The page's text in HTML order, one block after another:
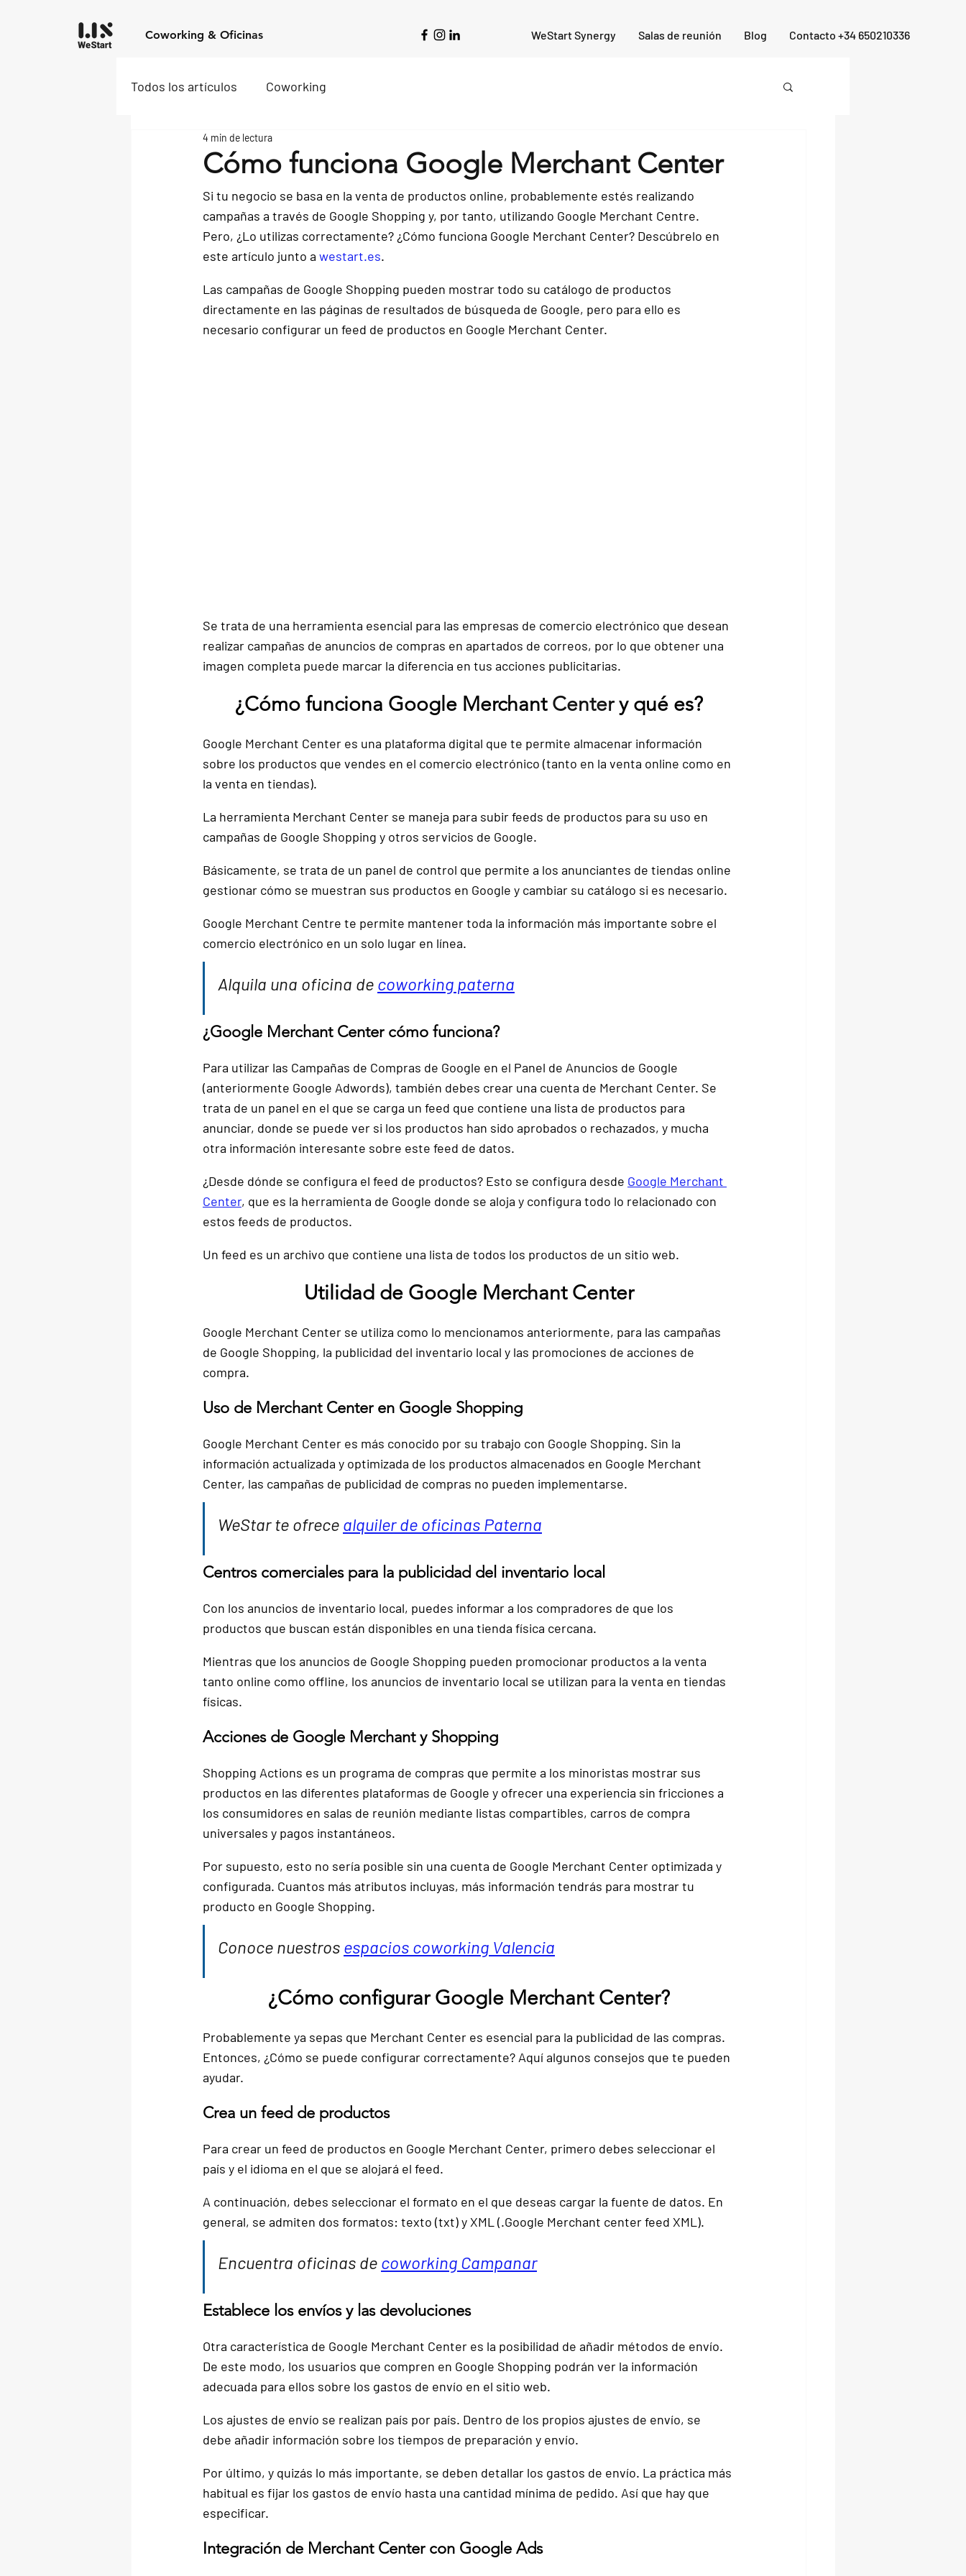
Coworking & Oficinas WeStart Synergy Salas de reunión Blog Contacto +34 650210336
Todos los artículos Coworking
Cómo funciona Google Merchant Center
4 min de lectura
Si tu negocio se basa en la venta de productos online, probablemente estés realizando
campañas a través de Google Shopping y, por tanto, utilizando Google Merchant Centre.
Pero, ¿Lo utilizas correctamente? ¿Cómo funciona Google Merchant Center? Descúbrelo en
este artículo junto a westart.es.
Las campañas de Google Shopping pueden mostrar todo su catálogo de productos
directamente en las páginas de resultados de búsqueda de Google, pero para ello es
necesario configurar un feed de productos en Google Merchant Center.
Se trata de una herramienta esencial para las empresas de comercio electrónico que desean
realizar campañas de anuncios de compras en apartados de correos, por lo que obtener una
imagen completa puede marcar la diferencia en tus acciones publicitarias.
¿Cómo funciona Google Merchant Center y qué es?
Google Merchant Center es una plataforma digital que te permite almacenar información
sobre los productos que vendes en el comercio electrónico (tanto en la venta online como en
la venta en tiendas).
La herramienta Merchant Center se maneja para subir feeds de productos para su uso en
campañas de Google Shopping y otros servicios de Google.
Básicamente, se trata de un panel de control que permite a los anunciantes de tiendas online
gestionar cómo se muestran sus productos en Google y cambiar su catálogo si es necesario.
Google Merchant Centre te permite mantener toda la información más importante sobre el
comercio electrónico en un solo lugar en línea.
Alquila una oficina de coworking paterna
¿Google Merchant Center cómo funciona?
Para utilizar las Campañas de Compras de Google en el Panel de Anuncios de Google
(anteriormente Google Adwords), también debes crear una cuenta de Merchant Center. Se
trata de un panel en el que se carga un feed que contiene una lista de productos para
anunciar, donde se puede ver si los productos han sido aprobados o rechazados, y mucha
otra información interesante sobre este feed de datos.
¿Desde dónde se configura el feed de productos? Esto se configura desde Google Merchant
Center, que es la herramienta de Google donde se aloja y configura todo lo relacionado con
estos feeds de productos.
Un feed es un archivo que contiene una lista de todos los productos de un sitio web.
Utilidad de Google Merchant Center
Google Merchant Center se utiliza como lo mencionamos anteriormente, para las campañas
de Google Shopping, la publicidad del inventario local y las promociones de acciones de
compra.
Uso de Merchant Center en Google Shopping
Google Merchant Center es más conocido por su trabajo con Google Shopping. Sin la
información actualizada y optimizada de los productos almacenados en Google Merchant
Center, las campañas de publicidad de compras no pueden implementarse.
WeStar te ofrece alquiler de oficinas Paterna
Centros comerciales para la publicidad del inventario local
Con los anuncios de inventario local, puedes informar a los compradores de que los
productos que buscan están disponibles en una tienda física cercana.
Mientras que los anuncios de Google Shopping pueden promocionar productos a la venta
tanto online como offline, los anuncios de inventario local se utilizan para la venta en tiendas
físicas.
Acciones de Google Merchant y Shopping
Shopping Actions es un programa de compras que permite a los minoristas mostrar sus
productos en las diferentes plataformas de Google y ofrecer una experiencia sin fricciones a
los consumidores en salas de reunión mediante listas compartibles, carros de compra
universales y pagos instantáneos.
Por supuesto, esto no sería posible sin una cuenta de Google Merchant Center optimizada y
configurada. Cuantos más atributos incluyas, más información tendrás para mostrar tu
producto en Google Shopping.
Conoce nuestros espacios coworking Valencia
¿Cómo configurar Google Merchant Center?
Probablemente ya sepas que Merchant Center es esencial para la publicidad de las compras.
Entonces, ¿Cómo se puede configurar correctamente? Aquí algunos consejos que te pueden
ayudar.
Crea un feed de productos
Para crear un feed de productos en Google Merchant Center, primero debes seleccionar el
país y el idioma en el que se alojará el feed.
A continuación, debes seleccionar el formato en el que deseas cargar la fuente de datos. En
general, se admiten dos formatos: texto (txt) y XML (.Google Merchant center feed XML).
Encuentra oficinas de coworking Campanar
Establece los envíos y las devoluciones
Otra característica de Google Merchant Center es la posibilidad de añadir métodos de envío.
De este modo, los usuarios que compren en Google Shopping podrán ver la información
adecuada para ellos sobre los gastos de envío en el sitio web.
Los ajustes de envío se realizan país por país. Dentro de los propios ajustes de envío, se
debe añadir información sobre los tiempos de preparación y envío.
Por último, y quizás lo más importante, se deben detallar los gastos de envío. La práctica más
habitual es fijar los gastos de envío hasta una cantidad mínima de pedido. Así que hay que
especificar.
Integración de Merchant Center con Google Ads